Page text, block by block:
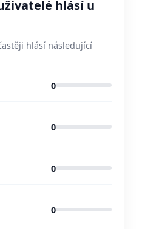
hlásí u
hlásí následující
0
0
0
0